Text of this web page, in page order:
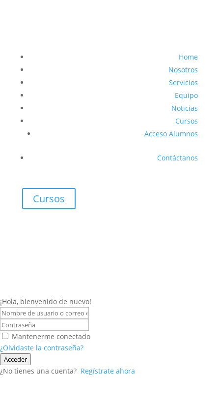
Home
Nosotros
Servicios
Equipo
Noticias
Cursos
Acceso Alumnos
Contáctanos
Cursos
¡Hola, bienvenido de nuevo!
Mantenerme conectado
¿Olvidaste la contraseña?
Acceder
¿No tienes una cuenta? Regístrate ahora